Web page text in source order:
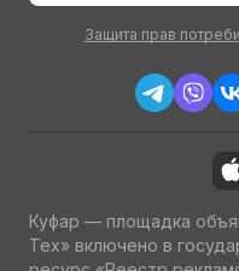
Защита прав
Куфар — площадка
Тех» включено в